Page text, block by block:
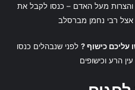
להעתקה:
ושמחת חיים בכל יום
מעל האדם – כנסו לקבל את
אצל רבי נחמן מברסלב
עליכם כישוף ? לפני שנבהלים כנסו
הרע וכישופים